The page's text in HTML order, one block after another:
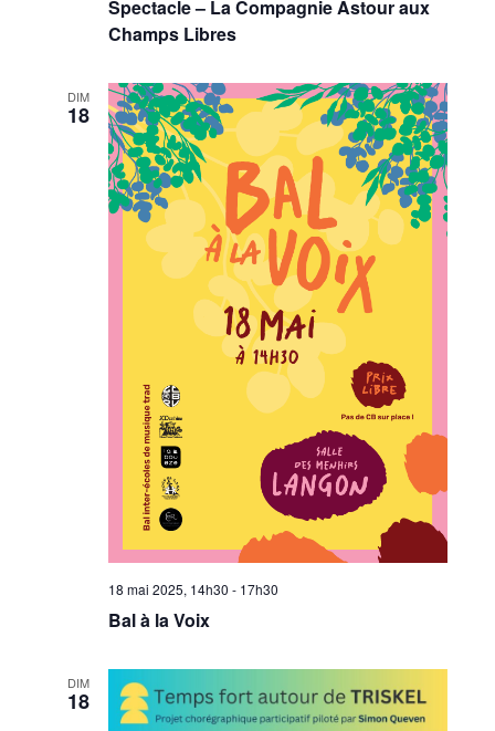
Spectacle – La Compagnie Astour aux
Champs Libres
DIM
18
18 mai 2025, 14h30 - 17h30
Bal à la Voix
DIM
18